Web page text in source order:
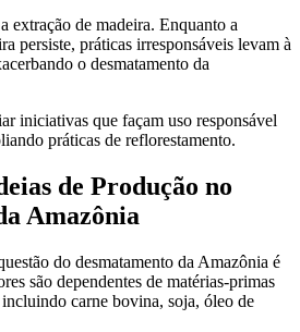
extração de madeira. Enquanto a
persiste, práticas irresponsáveis levam à
o desmatamento da
iniciativas que façam uso responsável
práticas de reflorestamento.
de Produção no
Amazônia
do desmatamento da Amazônia é
são dependentes de matérias-primas
carne bovina, soja, óleo de